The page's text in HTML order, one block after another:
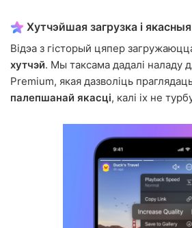
Хутчэйшая загрузка і якасныя
Відэа з гісторый цяпер
хутчэй. Мы таксама дадалі наладу
Premium, якая дазволіць
палепшанай якасці, калі іх не